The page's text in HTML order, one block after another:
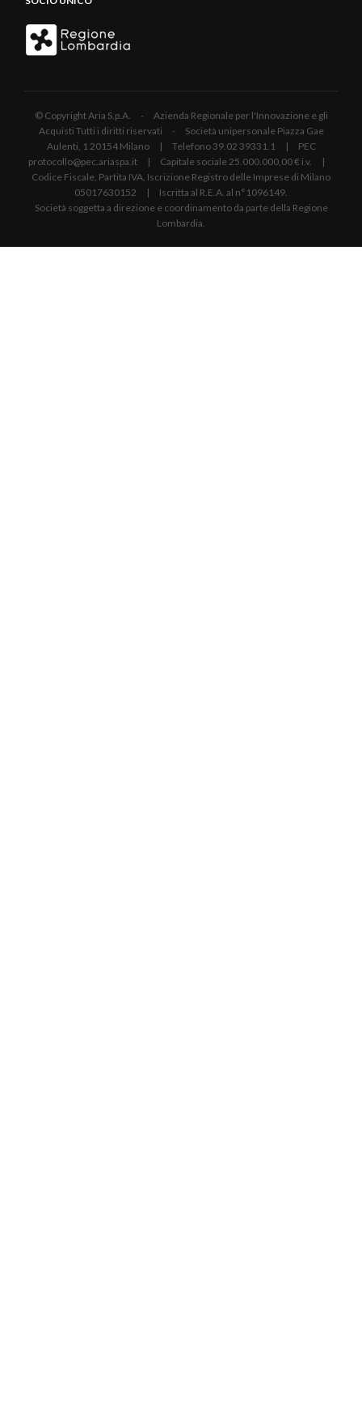
© Copyright Aria S.p.A. - Azienda Regionale per l'Innovazione e gli
Acquisti Tutti i diritti riservati - Società unipersonale Piazza Gae
Aulenti, 1 20154 Milano | Telefono 39.02 39331.1 | PEC
protocollo@pec.ariaspa.it | Capitale sociale 25.000.000,00 € i.v. |
Codice Fiscale, Partita IVA, Iscrizione Registro delle Imprese di Milano
05017630152 | Iscritta al R.E.A. al n°1096149.
Società soggetta a direzione e coordinamento da parte della Regione
Lombardia.